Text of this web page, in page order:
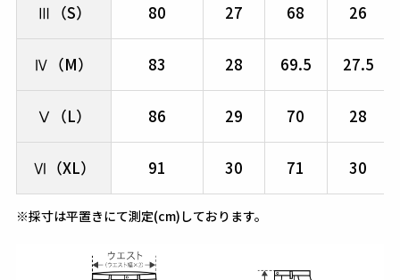
Ⅲ（S） 80 27 68 26
Ⅳ（M） 83 28 69.5 27.5
Ⅴ（L） 86 29 70 28
Ⅵ（XL） 91 30 71 30
※採寸は平置きにて測定(cm)しております。